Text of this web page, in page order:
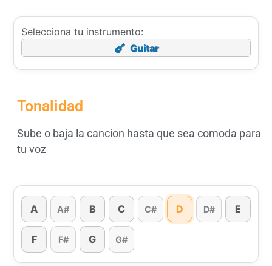
Selecciona tu instrumento:
Guitar
Tonalidad
Sube o baja la cancion hasta que sea comoda para
tu voz
A A# B C C# D D# E
F F# G G#